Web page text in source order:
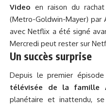
Video en raison du
(Metro-Goldwin-Mayer) par
avec Netflix a été signé
Mercredi peut rester sur
Un succès surprise
Depuis le premier
télévisée de la famille
planétaire et inattendu,